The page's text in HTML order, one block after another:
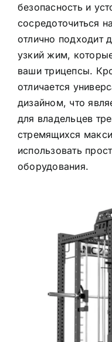
безопасность и
сосредоточиться
отлично подходит
узкий жим,
ваши трицепсы.
отличается
дизайном, что
для владельцев
стремящихся
использовать
оборудования.